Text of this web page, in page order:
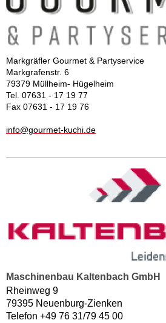
Markgräfler Gourmet & Partyservice
Markgrafenstr. 6
79379 Müllheim- Hügelheim
Tel. 07631 - 17 19 77
Fax 07631 - 17 19 76
info@gourmet-kuchi.de
Maschinenbau Kaltenbach GmbH
Rheinweg 9
79395 Neuenburg-Zienken
Telefon +49 76 31/79 45 00